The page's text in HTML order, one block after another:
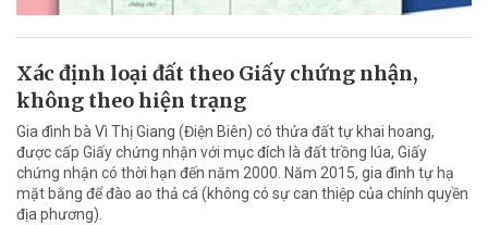
Xác định loại đất theo Giấy chứng nhận,
không theo hiện trạng
Gia đình bà Vì Thị Giang (Điện Biên) có thửa đất tự khai hoang,
được cấp Giấy chứng nhận với mục đích là đất trồng lúa, Giấy
chứng nhận có thời hạn đến năm 2000. Năm 2015, gia đình tự hạ
mặt bằng để đào ao thả cá (không có sự can thiệp của chính quyền
địa phương).